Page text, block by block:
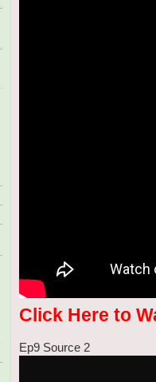
Click Here to
Ep9 Source 2